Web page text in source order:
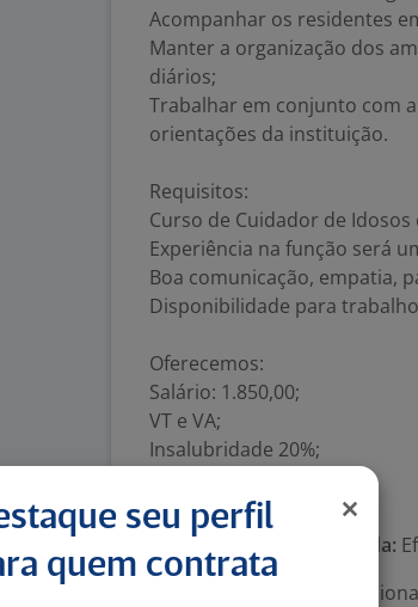
Acompanhar os residentes
Manter a organização dos
diários;
Trabalhar em conjunto com
orientações da instituição.
Requisitos:
Curso de Cuidador de
Experiência na função será
Boa comunicação, empatia,
Disponibilidade para
Oferecemos:
Salário: 1.850,00;
VT e VA;
Insalubridade 20%;
Número de vagas:
Tipo de contrato e Jornada:
seu perfil
quem contrata